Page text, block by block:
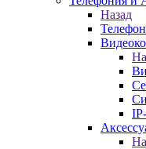
Назад